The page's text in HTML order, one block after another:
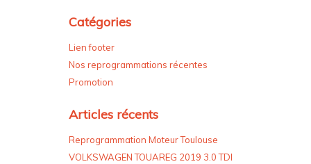
Catégories
Lien footer
Nos reprogrammations récentes
Promotion
Articles récents
Reprogrammation Moteur Toulouse
VOLKSWAGEN TOUAREG 2019 3.0 TDI